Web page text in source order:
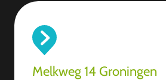
Melkweg 14 Groningen